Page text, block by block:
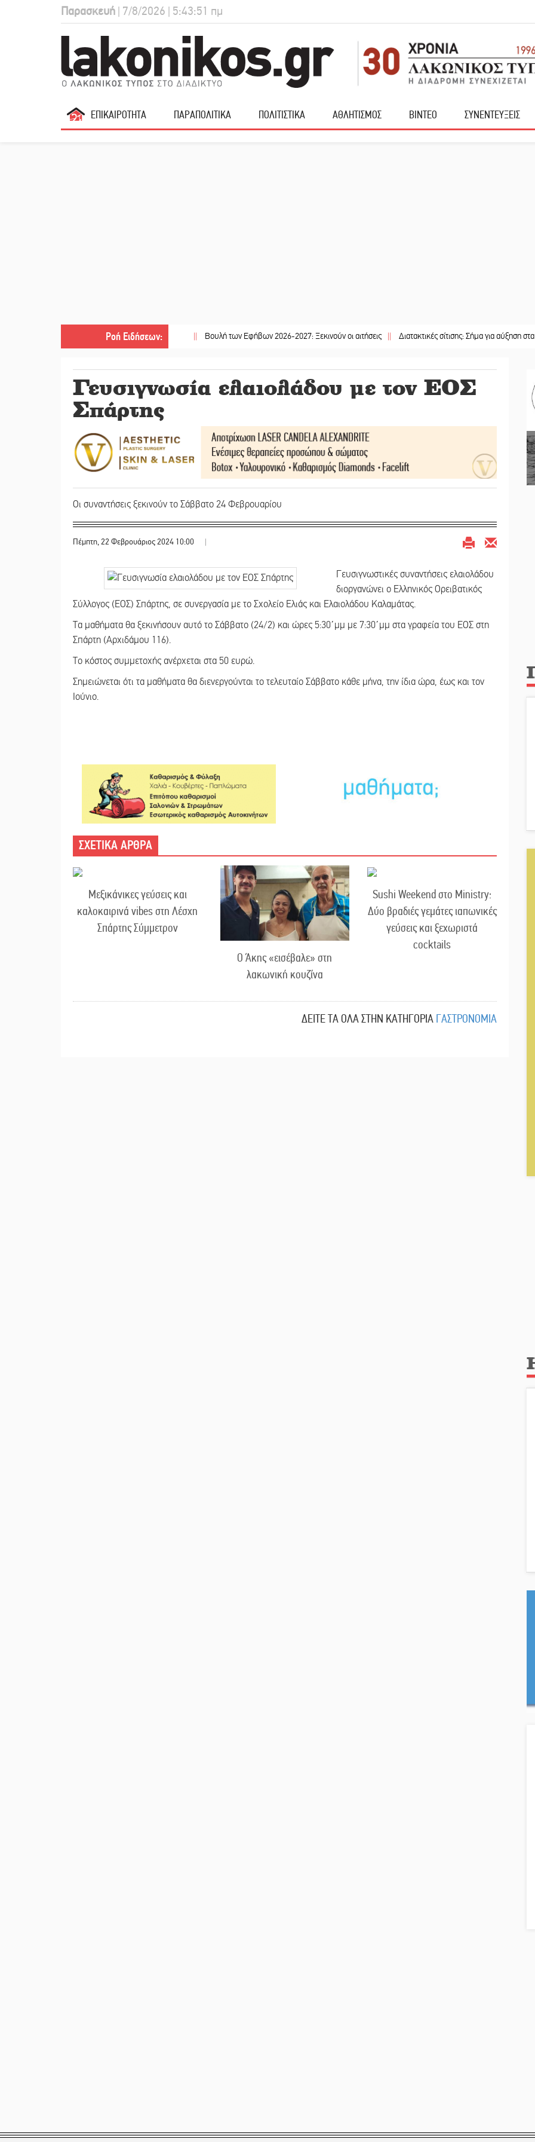
Παρασκευή | 7/8/2026 | 5:43:52 πμ
ΕΠΙΚΑΙΡΟΤΗΤΑ ΠΑΡΑΠΟΛΙΤΙΚΑ ΠΟΛΙΤΙΣΤΙΚΑ ΑΘΛΗΤΙΣΜΟΣ ΒΙΝΤΕΟ ΣΥΝΕΝΤΕΥΞΕΙΣ
Ροή Ειδήσεων:
|| Βουλή των Εφήβων 2026-2027: Ξεκινούν οι αιτήσεις || Διατακτικές σίτισης: Σήμα για αύξηση στα 10 ευρώ
Γευσιγνωσία ελαιολάδου με τον ΕΟΣ
Σπάρτης
Οι συναντήσεις ξεκινούν το Σάββατο 24 Φεβρουαρίου
Πέμπτη, 22 Φεβρουάριος 2024 10:00 |
Γευσιγνωστικές συναντήσεις ελαιολάδου
διοργανώνει ο Ελληνικός Ορειβατικός
Σύλλογος (ΕΟΣ) Σπάρτης, σε συνεργασία με το Σχολείο Ελιάς και Ελαιολάδου Καλαμάτας.
Τα μαθήματα θα ξεκινήσουν αυτό το Σάββατο (24/2) και ώρες 5:30΄μμ με 7:30΄μμ στα γραφεία του ΕΟΣ στη
Σπάρτη (Αρχιδάμου 116).
Το κόστος συμμετοχής ανέρχεται στα 50 ευρώ.
Σημειώνεται ότι τα μαθήματα θα διενεργούνται το τελευταίο Σάββατο κάθε μήνα, την ίδια ώρα, έως και τον
Ιούνιο.
ΣΧΕΤΙΚΑ ΑΡΘΡΑ
Μεξικάνικες γεύσεις και
καλοκαιρινά vibes στη Λέσχη
Σπάρτης Σύμμετρον
Ο Άκης «εισέβαλε» στη
λακωνική κουζίνα
Sushi Weekend στο Ministry:
Δύο βραδιές γεμάτες ιαπωνικές
γεύσεις και ξεχωριστά
cocktails
ΔΕΙΤΕ ΤΑ ΟΛΑ ΣΤΗΝ ΚΑΤΗΓΟΡΙΑ ΓΑΣΤΡΟΝΟΜΙΑ